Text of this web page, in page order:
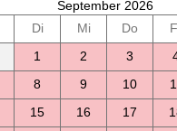
September 2026
Di Mi Do
1 2 3
8 9 10
15 16 17